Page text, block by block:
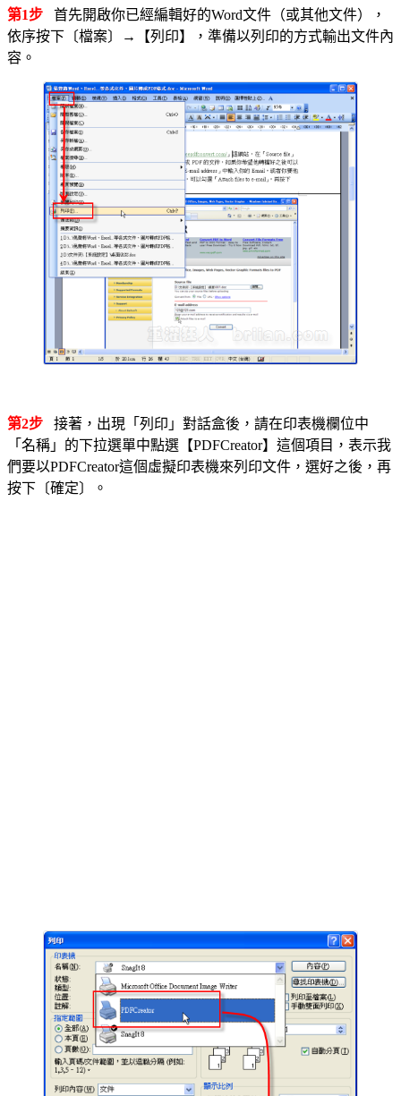
第1步 首先開啟你已經編輯好的Word文件（或其他文件），
依序按下〔檔案〕→【列印】，準備以列印的方式輸出文件內
容。
第2步 接著，出現「列印」對話盒後，請在印表機欄位中
「名稱」的下拉選單中點選【PDFCreator】這個項目，表示我
們要以PDFCreator這個虛擬印表機來列印文件，選好之後，再
按下〔確定〕。